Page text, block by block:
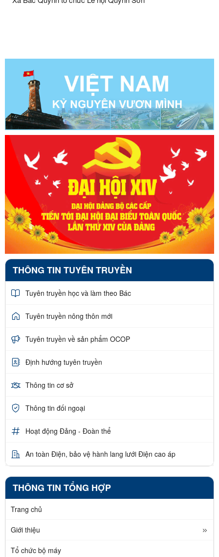
THÔNG TIN TUYÊN TRUYỀN
Tuyên truyền học và làm theo Bác
Tuyên truyền nông thôn mới
Tuyên truyền về sản phẩm OCOP
Định hướng tuyên truyền
Thông tin cơ sở
Thông tin đối ngoại
Hoạt động Đảng - Đoàn thể
An toàn Điện, bảo vệ hành lang lưới Điện cao áp
THÔNG TIN TỔNG HỢP
Trang chủ
Giới thiệu
Tổ chức bộ máy